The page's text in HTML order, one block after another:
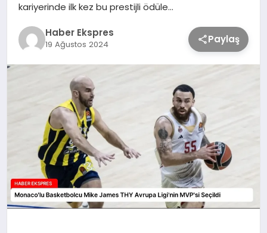
kariyerinde ilk kez bu prestijli ödüle…
Haber Ekspres
19 Ağustos 2024 Paylaş